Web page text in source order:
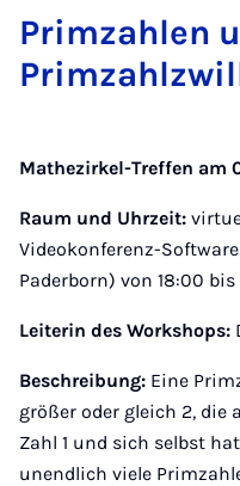
Primzah­len
Mathezirkel-Treffen am
Raum und Uhrzeit:
Videokonferenz-
Paderborn) von 18:00 bis
Leiterin des Workshops:
Beschreibung: Eine
größer oder gleich 2, die
Zahl 1 und sich selbst
unendlich viele